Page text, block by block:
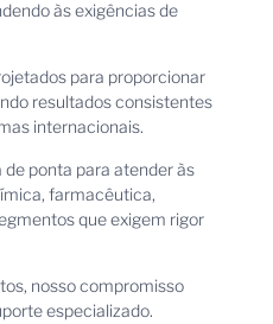
às exigências de
para proporcionar
resultados consistentes
internacionais.
ponta para atender às
farmacêutica,
que exigem rigor
nosso compromisso
especializado.